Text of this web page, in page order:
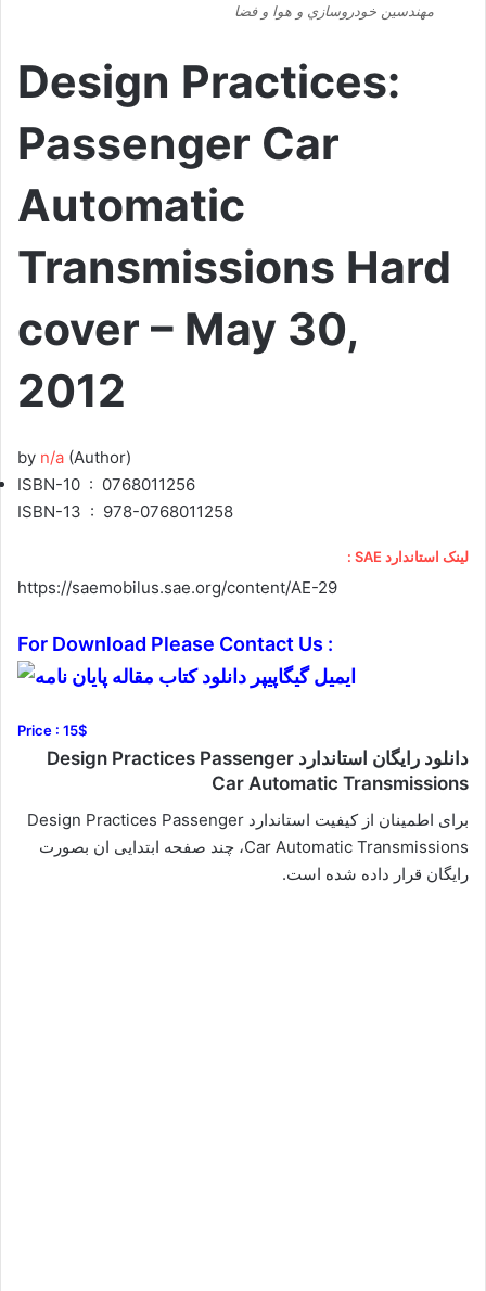
مهندسين خودروسازي و هوا و فضا
Design Practices:
Passenger Car
Automatic
Transmissions Hard
cover – May 30,
2012
by n/a (Author)
ISBN-10 ‏ : ‎ 0768011256
ISBN-13 ‏ : ‎ 978-0768011258
لینک استاندارد SAE :
https://saemobilus.sae.org/content/AE-29
For Download Please Contact Us :
Price : 15$
دانلود رایگان استاندارد Design Practices Passenger
Car Automatic Transmissions
برای اطمینان از کیفیت استاندارد Design Practices Passenger
Car Automatic Transmissions، چند صفحه ابتدایی ان بصورت
رایگان قرار داده شده است.